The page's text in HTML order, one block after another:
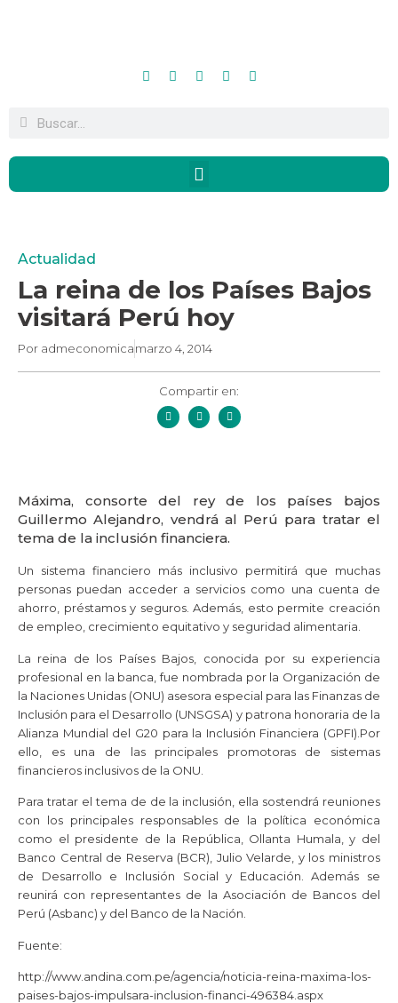
Actualidad
La reina de los Países Bajos
visitará Perú hoy
Por admeconomicamarzo 4, 2014
Compartir en:
Máxima, consorte del rey de los países bajos
Guillermo Alejandro, vendrá al Perú para tratar el
tema de la inclusión financiera.
Un sistema financiero más inclusivo permitirá que muchas
personas puedan acceder a servicios como una cuenta de
ahorro, préstamos y seguros. Además, esto permite creación
de empleo, crecimiento equitativo y seguridad alimentaria.
La reina de los Países Bajos, conocida por su experiencia
profesional en la banca, fue nombrada por la Organización de
la Naciones Unidas (ONU) asesora especial para las Finanzas de
Inclusión para el Desarrollo (UNSGSA) y patrona honoraria de la
Alianza Mundial del G20 para la Inclusión Financiera (GPFI).Por
ello, es una de las principales promotoras de sistemas
financieros inclusivos de la ONU.
Para tratar el tema de de la inclusión, ella sostendrá reuniones
con los principales responsables de la política económica
como el presidente de la República, Ollanta Humala, y del
Banco Central de Reserva (BCR), Julio Velarde, y los ministros
de Desarrollo e Inclusión Social y Educación. Además se
reunirá con representantes de la Asociación de Bancos del
Perú (Asbanc) y del Banco de la Nación.
Fuente:
http://www.andina.com.pe/agencia/noticia-reina-maxima-los-
paises-bajos-impulsara-inclusion-financi-496384.aspx